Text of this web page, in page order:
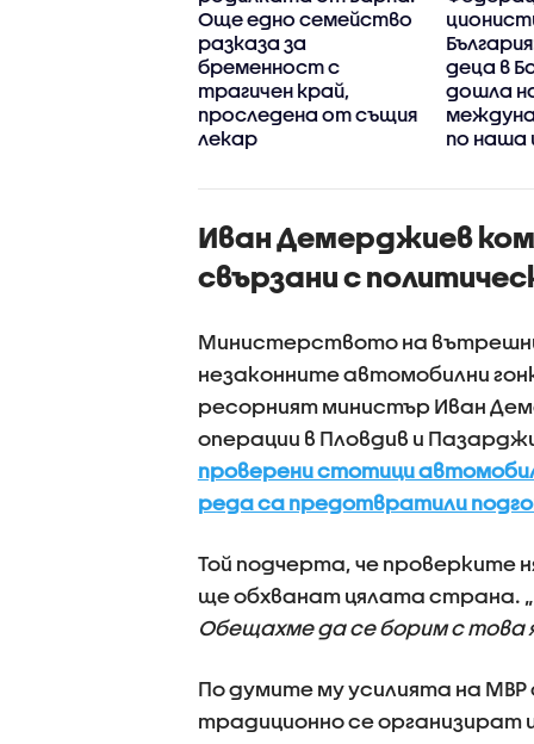
Още едно семейство
разказа за
бременност с
трагичен край,
проследена от същия
лекар
деца в
дошла
по наша
Иван Демерджиев
свързани с
Министерството на
незаконните автомобилни
ресорният министър Иван
операции в Пловдив и
проверени стотици
реда са предотвратили
Той подчерта, че проверките
ще обхванат цялата страна. „
Обещахме да се борим с това
По думите му усилията на
традиционно се организират